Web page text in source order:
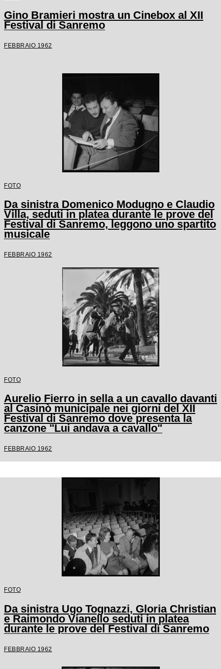
Gino Bramieri mostra un Cinebox al XII
Festival di Sanremo
FEBBRAIO 1962
FOTO
Da sinistra Domenico Modugno e Claudio
Villa, seduti in platea durante le prove del
Festival di Sanremo, leggono uno spartito
musicale
FEBBRAIO 1962
FOTO
Aurelio Fierro in sella a un cavallo davanti
al Casinò municipale nei giorni del XII
Festival di Sanremo dove presenta la
canzone "Lui andava a cavallo"
FEBBRAIO 1962
FOTO
Da sinistra Ugo Tognazzi, Gloria Christian
e Raimondo Vianello seduti in platea
durante le prove del Festival di Sanremo
FEBBRAIO 1962